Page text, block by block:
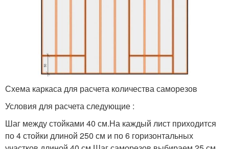
Схема каркаса для расчета количества саморезов
Условия для расчета следующие :
Шаг между стойками 40 см.На каждый лист приходится
по 4 стойки длиной 250 см и по 6 горизонтальных